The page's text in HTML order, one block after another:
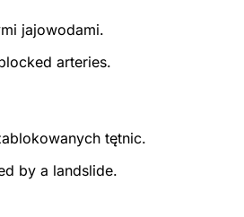
jajowodami.
arteries.
tętnic.
by a landslide.